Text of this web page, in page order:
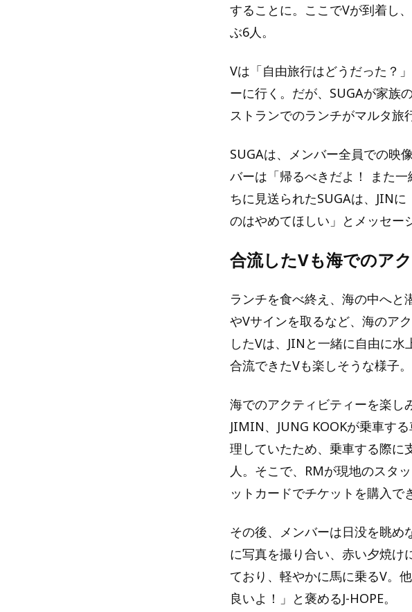
することに。ここでVが到着し
ぶ6人。
Vは「自由旅行はどうだった？
ーに行く。だが、SUGAが家族
ストランでのランチがマルタ旅
SUGAは、メンバー全員での映
バーは「帰るべきだよ！ また
ちに見送られたSUGAは、JIN
のはやめてほしい」とメッセー
合流したVも海でのア
ランチを食べ終え、海の中へと
やVサインを取るなど、海のア
したVは、JINと一緒に自由に
合流できたVも楽しそうな様子。
海でのアクティビティーを楽し
JIMIN、JUNG KOOKが乗車す
理していたため、乗車する際に
人。そこで、RMが現地のスタ
ットカードでチケットを購入で
その後、メンバーは日没を眺め
に写真を撮り合い、赤い夕焼け
ており、軽やかに馬に乗るV。
良いよ！」と褒めるJ-HOPE。